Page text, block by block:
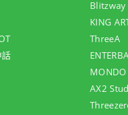
Blitzway
KING
ThreeA
MONDO
AX2